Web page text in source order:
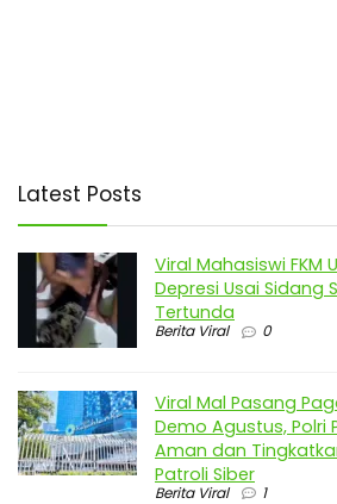
Latest Posts
Viral Mahasiswi FKM
Depresi Usai Sidang
Tertunda
Berita Viral 0
Viral Mal Pasang
Demo Agustus, Polri
Aman dan
Patroli Siber
Berita Viral 1